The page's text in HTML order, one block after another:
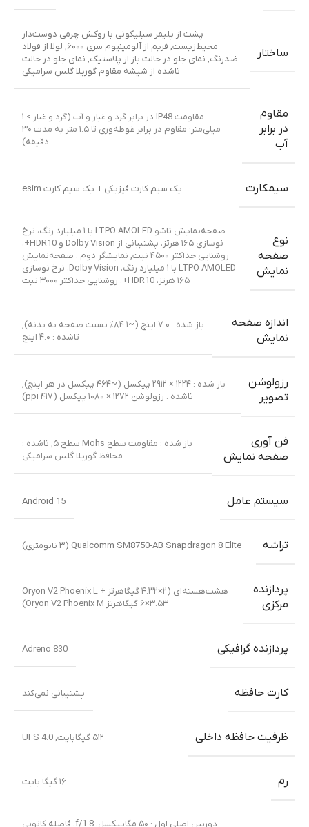
ساختار
پشت از پلیمر سیلیکونی با روکش چرمی دوست‌دار
محیط‌زیست, فریم از آلومینیوم سری ۶۰۰۰ , لولا از فولاد
ضدزنگ, نمای جلو در حالت باز از پلاستیک, نمای جلو در حالت
تا‌شده از شیشه مقاوم گوریلا گلس سرامیکی
مقاوم
در برابر
آب
مقاومت IP48 در برابر گرد و غبار و آب (گرد و غبار > ۱
میلی‌متر؛ مقاوم در برابر غوطه‌وری تا ۱.۵ متر به مدت ۳۰
دقیقه)
سیمکارت یک سیم کارت فیزیکی + یک سیم کارت esim
نوع
صفحه
نمایش
صفحه‌نمایش تاشو LTPO AMOLED با ۱ میلیارد رنگ، نرخ
نوسازی ۱۶۵ هرتز، پشتیبانی از Dolby Vision و HDR10+،
روشنایی حداکثر ۴۵۰۰ نیت
, نمایشگر دوم : صفحه‌نمایش
LTPO AMOLED با ۱ میلیارد رنگ، Dolby Vision، نرخ نوسازی
۱۶۵ هرتز، HDR10+، روشنایی حداکثر ۳۰۰۰ نیت
اندازه صفحه
نمایش
باز شده : ۷.۰ اینچ (~۸۴.۱٪ نسبت صفحه به بدنه)
,
تاشده : ۴.۰ اینچ
رزولوشن
تصویر
باز شده : ۱۲۲۴ × ۲۹۱۲ پیکسل (~۴۶۴ پیکسل در هر اینچ)
,
تاشده : رزولوشن ۱۲۷۲ × ۱۰۸۰ پیکسل (۴۱۷ ppi)
فن آوری
صفحه نمایش
باز شده : مقاومت سطح Mohs سطح ۵ , تاشده :
محافظ گوریلا گلس سرامیکی
سیستم عامل Android 15
تراشه Qualcomm SM8750-AB Snapdragon 8 Elite (۳ نانومتری)
پردازنده
مرکزی
هشت‌هسته‌ای (۲×۴.۳۲ گیگاهرتز Oryon V2 Phoenix L +
۶×۳.۵۳ گیگاهرتز Oryon V2 Phoenix M)
پردازنده گرافیکی Adreno 830
کارت حافظه پشتیبانی نمی‌کند
ظرفیت حافظه داخلی ۵۱۲ گیگابایت ,
UFS 4.0
رم ۱۶ گیگا بایت
دوربین اصلی اول : ۵۰ مگاپیکسل، f/1.8، فاصله کانونی